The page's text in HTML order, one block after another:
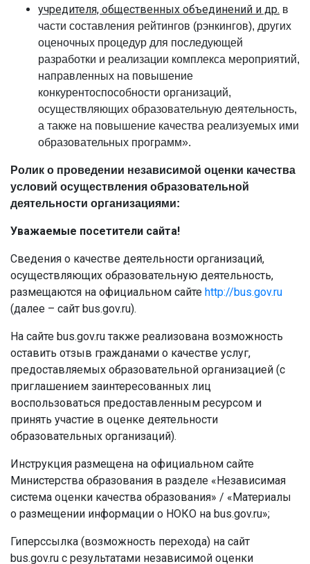
учредителя, общественных объединений и др. в
части составления рейтингов (рэнкингов), других
оценочных процедур для последующей
разработки и реализации комплекса мероприятий,
направленных на повышение
конкурентоспособности организаций,
осуществляющих образовательную деятельность,
а также на повышение качества реализуемых ими
образовательных программ».
Ролик о проведении независимой оценки качества
условий осуществления образовательной
деятельности организациями:
⁠Уважаемые посетители сайта!
Сведения о качестве деятельности организаций,
осуществляющих образовательную деятельность,
размещаются на официальном сайте http://bus.gov.ru
(далее – сайт bus.gov.ru).
На сайте bus.gov.ru также реализована возможность
оставить отзыв гражданами о качестве услуг,
предоставляемых образовательной организацией (с
приглашением заинтересованных лиц
воспользоваться предоставленным ресурсом и
принять участие в оценке деятельности
образовательных организаций).
Инструкция размещена на официальном сайте
Министерства образования в разделе «Независимая
система оценки качества образования» / «Материалы
о размещении информации о НОКО на bus.gov.ru»;
Гиперссылка (возможность перехода) на сайт
bus.gov.ru с результатами независимой оценки